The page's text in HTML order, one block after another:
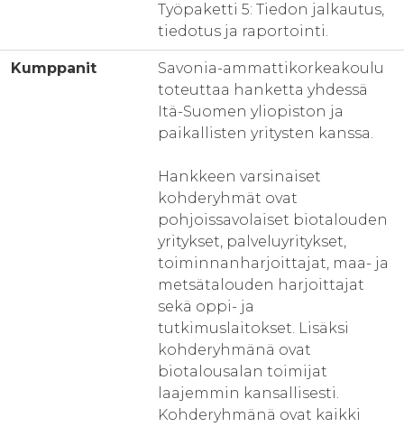
Työpaketti 5: Tiedon jalkautus,
tiedotus ja raportointi.
Kumppanit
Savonia-ammattikorkeakoulu
toteuttaa hanketta yhdessä
Itä-Suomen yliopiston ja
paikallisten yritysten kanssa.
Hankkeen varsinaiset
kohderyhmät ovat
pohjoissavolaiset biotalouden
yritykset, palveluyritykset,
toiminnanharjoittajat, maa- ja
metsätalouden harjoittajat
sekä oppi- ja
tutkimuslaitokset. Lisäksi
kohderyhmänä ovat
biotalousalan toimijat
laajemmin kansallisesti.
Kohderyhmänä ovat kaikki